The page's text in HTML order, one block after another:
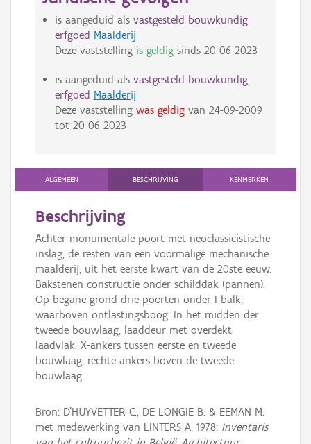
is aangeduid als vastgesteld bouwkundig
erfgoed Maalderij
Deze vaststelling is geldigsinds 20-06-2023
is aangeduid als vastgesteld bouwkundig
erfgoed Maalderij
Deze vaststelling was geldigvan 24-09-2009
tot 20-06-2023
ALGEMEEN BESCHRIJVING KENMERKEN
Beschrijving
Achter monumentale poort met neoclassicistische
inslag, de resten van een voormalige mechanische
maalderij, uit het eerste kwart van de 20ste eeuw.
Bakstenen constructie onder schilddak (pannen).
Op begane grond drie poorten onder I-balk,
waarboven ontlastingsboog. In het midden der
tweede bouwlaag, laaddeur met overdekt
laadvlak. X-ankers tussen eerste en tweede
bouwlaag, rechte ankers boven de tweede
bouwlaag.
Bron: D'HUYVETTER C., DE LONGIE B. & EEMAN M.
met medewerking van LINTERS A. 1978: Inventaris